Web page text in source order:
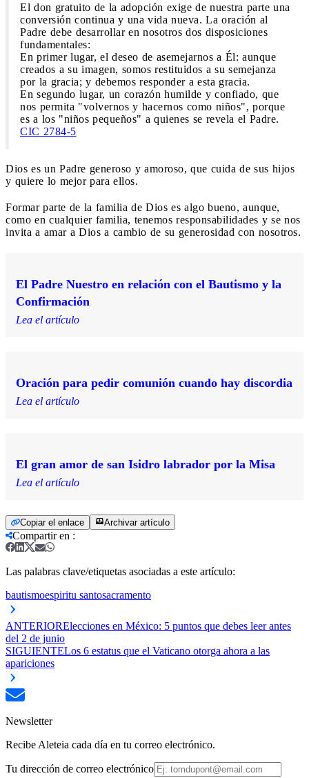
El don gratuito de la adopción exige de nuestra parte una
conversión continua y una vida nueva. La oración al
Padre debe desarrollar en nosotros dos disposiciones
fundamentales:
En primer lugar, el deseo de asemejarnos a Él: aunque
creados a su imagen, somos restituidos a su semejanza
por la gracia; y debemos responder a esta gracia.
En segundo lugar, un corazón humilde y confiado, que
nos permita "volvernos y hacernos como niños", porque
es a los "niños pequeños" a quienes se revela el Padre.
CIC 2784-5
Dios es un Padre generoso y amoroso, que cuida de sus hijos
y quiere lo mejor para ellos.
Formar parte de la familia de Dios es algo bueno, aunque,
como en cualquier familia, tenemos responsabilidades y se nos
invita a amar a Dios a cambio de su generosidad con nosotros.
El Padre Nuestro en relación con el Bautismo y la
Confirmación
Lea el artículo
Oración para pedir comunión cuando hay discordia
Lea el artículo
El gran amor de san Isidro labrador por la Misa
Lea el artículo
Copiar el enlace Archivar artículo
Compartir en :
Las palabras clave/etiquetas asociadas a este artículo:
bautismoespiritu santosacramento
ANTERIORElecciones en México: 5 puntos que debes leer antes
del 2 de junio
SIGUIENTELos 6 estatus que el Vaticano otorga ahora a las
apariciones
Newsletter
Recibe Aleteia cada día en tu correo electrónico.
Tu dirección de correo electrónico